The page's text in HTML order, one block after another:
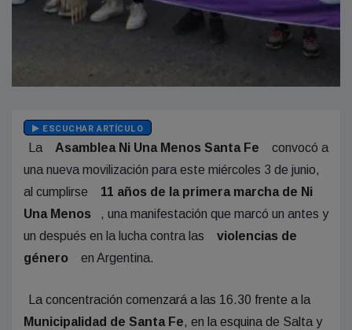
ESCUCHAR ARTÍCULO
La
Asamblea Ni Una Menos Santa Fe
convocó a
una nueva movilización para este miércoles 3 de junio,
al cumplirse
11 años de la primera marcha de Ni
Una Menos
, una manifestación que marcó un antes y
un después en la lucha contra las
violencias de
género
en Argentina.
La concentración comenzará a las 16.30 frente a la
Municipalidad de Santa Fe, en la esquina de Salta y